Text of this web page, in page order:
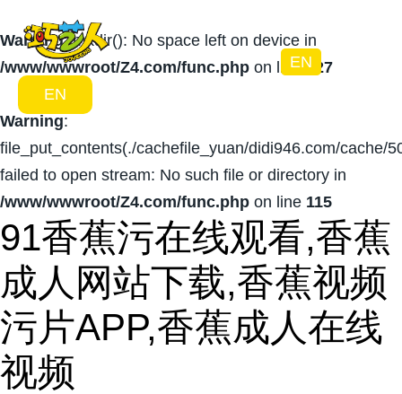
Warning: mkdir(): No space left on device in
/www/wwwroot/Z4.com/func.php on line127
Warning:
file_put_contents(./cachefile_yuan/didi946.com/cache/
failed to open stream: No such file or directory in
/www/wwwroot/Z4.com/func.php on line 115
91香蕉污在线观看,香蕉
成人网站下载,香蕉视频
污片APP,香蕉成人在线
视频
EN
EN